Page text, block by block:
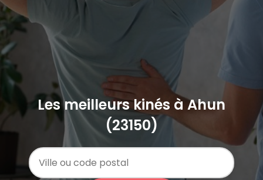
Les meilleurs kinés à Ahun
(23150)